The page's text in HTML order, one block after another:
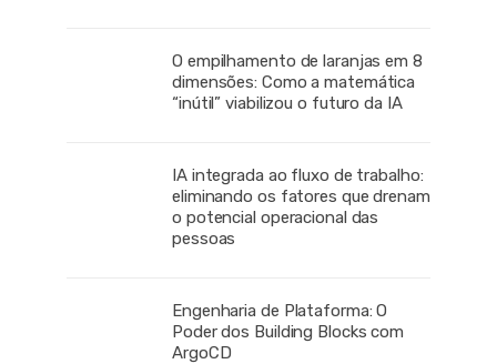
O empilhamento de laranjas em 8
dimensões: Como a matemática
“inútil” viabilizou o futuro da IA
IA integrada ao fluxo de trabalho:
eliminando os fatores que drenam
o potencial operacional das
pessoas
Engenharia de Plataforma: O
Poder dos Building Blocks com
ArgoCD